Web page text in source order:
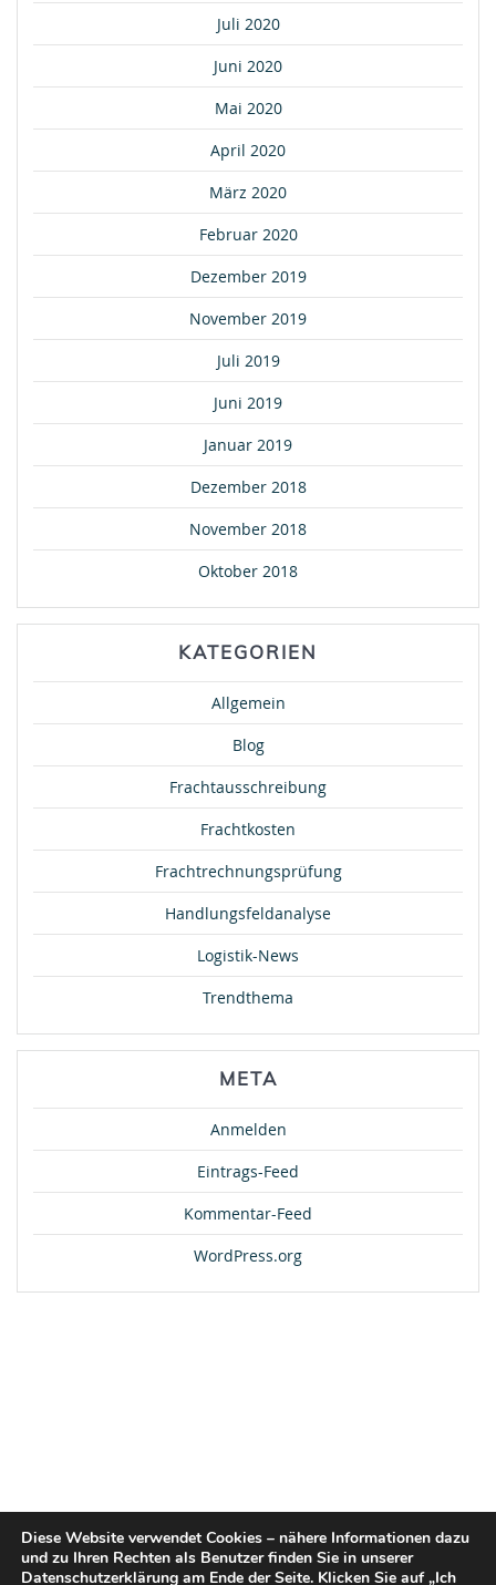
Juli 2020
Juni 2020
Mai 2020
April 2020
März 2020
Februar 2020
Dezember 2019
November 2019
Juli 2019
Juni 2019
Januar 2019
Dezember 2018
November 2018
Oktober 2018
KATEGORIEN
Allgemein
Blog
Frachtausschreibung
Frachtkosten
Frachtrechnungsprüfung
Handlungsfeldanalyse
Logistik-News
Trendthema
META
Anmelden
Eintrags-Feed
Kommentar-Feed
WordPress.org
Diese Website verwendet Cookies – nähere Informationen dazu
und zu Ihren Rechten als Benutzer finden Sie in unserer
Datenschutzerklärung am Ende der Seite. Klicken Sie auf „Ich